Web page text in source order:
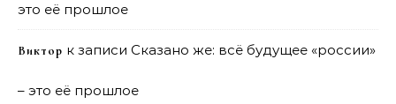
это её прошлое
Виктор к записи Сказано же: всё будущее «россии»
– это её прошлое